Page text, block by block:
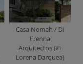
Casa Nomah / Di
Frenna
Arquitectos (©
Lorena Darquea)